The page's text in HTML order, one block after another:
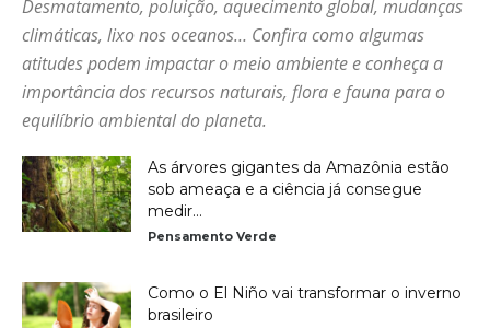
Desmatamento, poluição, aquecimento global, mudanças
climáticas, lixo nos oceanos… Confira como algumas
atitudes podem impactar o meio ambiente e conheça a
importância dos recursos naturais, flora e fauna para o
equilíbrio ambiental do planeta.
As árvores gigantes da Amazônia estão
sob ameaça e a ciência já consegue
medir...
Pensamento Verde
Como o El Niño vai transformar o inverno
brasileiro